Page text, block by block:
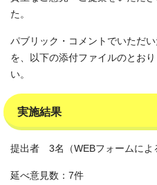
た。
パブリック・コメントでいただ
を、以下の添付ファイルのとお
い。
実施結果
提出者 3名（WEBフォームによ
延べ意見数：7件